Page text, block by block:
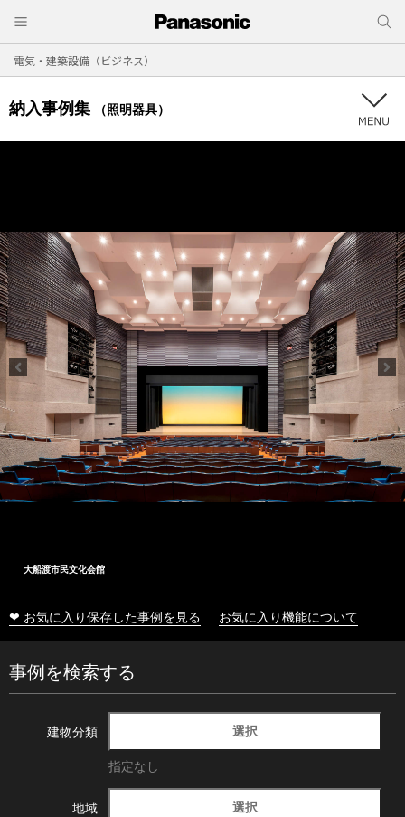
電気・建築設備（ビジネス）
納入事例集 （照明器具）
大船渡市民文化会館
❤ お気に入り保存した事例を見る お気に入り機能について
事例を検索する
建物分類 選択
指定なし
地域 選択